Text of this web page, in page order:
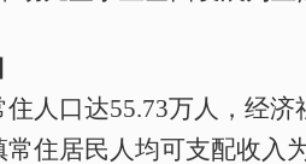
住人口达55.73万人，经济
常住居民人均可支配收入